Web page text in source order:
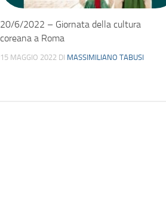
20/6/2022 – Giornata della cultura
coreana a Roma
15 MAGGIO 2022 DI MASSIMILIANO TABUSI